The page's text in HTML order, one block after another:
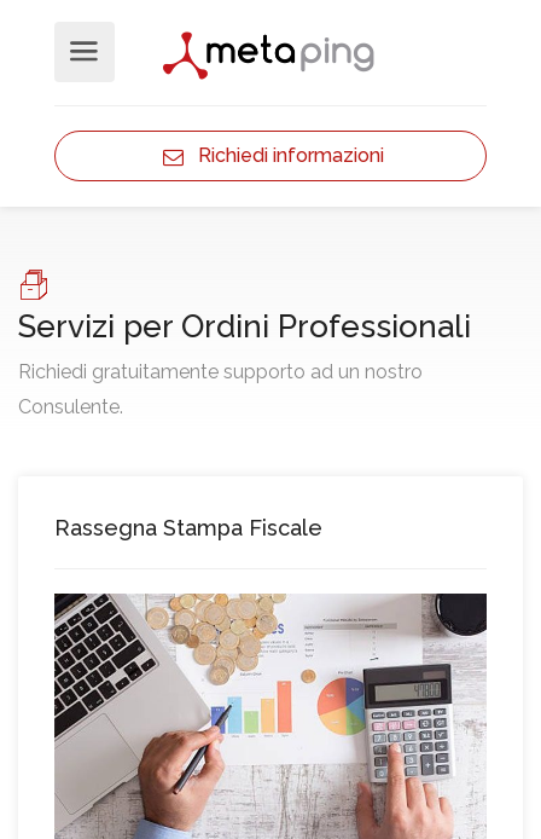
Richiedi informazioni
Servizi per Ordini Professionali
Richiedi gratuitamente supporto ad un nostro
Consulente.
Rassegna Stampa Fiscale